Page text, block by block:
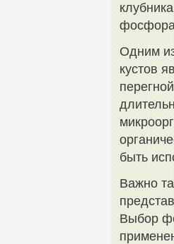
фосфора
Одним
кустов
быть
Важно
Выбор